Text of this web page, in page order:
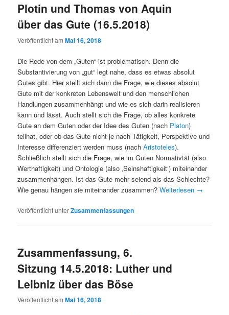
Plotin und Thomas von Aquin
über das Gute (16.5.2018)
Veröffentlicht amMai 16, 2018
Die Rede von dem „Guten“ ist problematisch. Denn die
Substantivierung von „gut“ legt nahe, dass es etwas absolut
Gutes gibt. Hier stellt sich dann die Frage, wie dieses absolut
Gute mit der konkreten Lebenswelt und den menschlichen
Handlungen zusammenhängt und wie es sich darin realisieren
kann und lässt. Auch stellt sich die Frage, ob alles konkrete
Gute an dem Guten oder der Idee des Guten (nach Platon)
teilhat, oder ob das Gute nicht je nach Tätigkeit, Perspektive und
Interesse differenziert werden muss (nachAristoteles).
Schließlich stellt sich die Frage, wie im Guten Normativtät (also
Werthaftigkeit) und Ontologie (also ‚Seinshaftigkeit‘) miteinander
zusammenhängen. Ist das Gute mehr seiend als das Schlechte?
Wie genau hängen sie miteinander zusammen?Weiterlesen →
Veröffentlicht unterZusammenfassungen
Zusammenfassung, 6.
Sitzung 14.5.2018: Luther und
Leibniz über das Böse
Veröffentlicht amMai 16, 2018